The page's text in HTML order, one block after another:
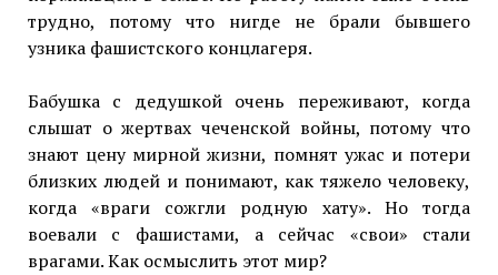
трудно, потому что нигде не брали бывшего
узника фашистского концлагеря.
Бабушка с дедушкой очень переживают, когда
слышат о жертвах чеченской войны, потому что
знают цену мирной жизни, помнят ужас и потери
близких людей и понимают, как тяжело человеку,
когда «враги сожгли родную хату». Но тогда
воевали с фашистами, а сейчас «свои» стали
врагами. Как осмыслить этот мир?